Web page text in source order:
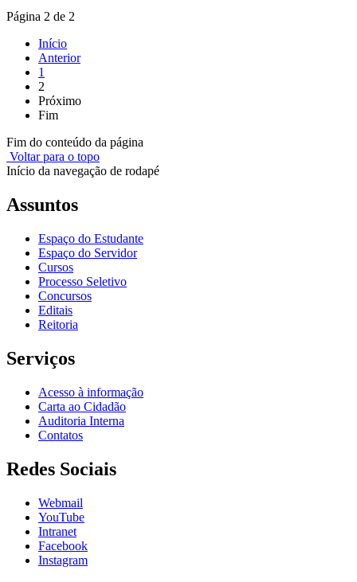
Página 2 de 2
Início
Anterior
1
2
Próximo
Fim
Fim do conteúdo da página
Voltar para o topo
Início da navegação de rodapé
Assuntos
Espaço do Estudante
Espaço do Servidor
Cursos
Processo Seletivo
Concursos
Editais
Reitoria
Serviços
Acesso à informação
Carta ao Cidadão
Auditoria Interna
Contatos
Redes Sociais
Webmail
YouTube
Intranet
Facebook
Instagram